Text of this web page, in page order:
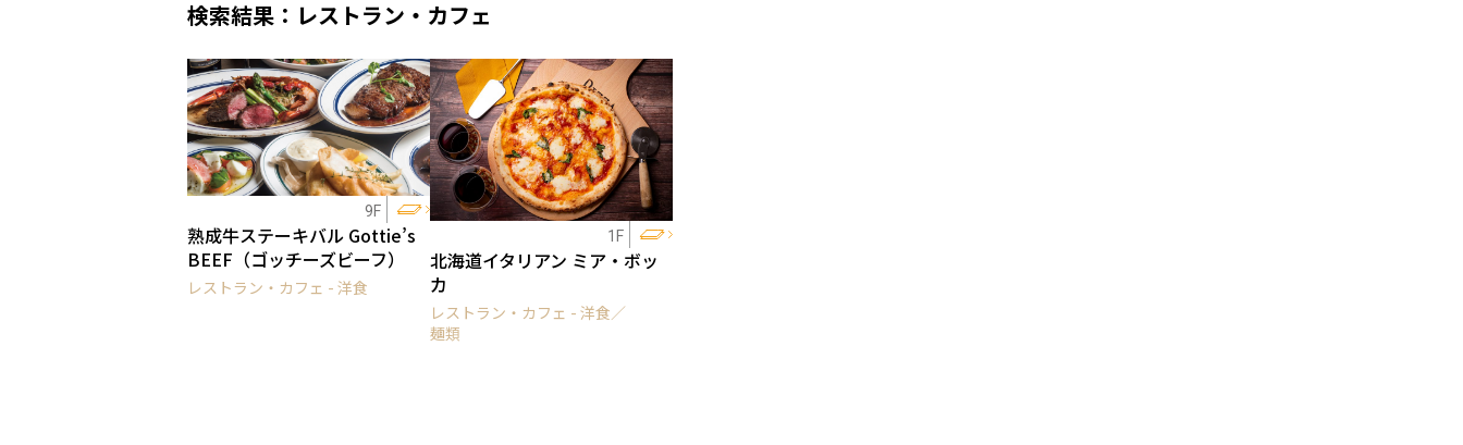
検索結果：レストラン・カフェ
9F
熟成牛ステーキバル Gottie’s
BEEF（ゴッチーズビーフ）
レストラン・カフェ - 洋食
1F
北海道イタリアン ミア・ボッ
カ
レストラン・カフェ - 洋食／
麺類